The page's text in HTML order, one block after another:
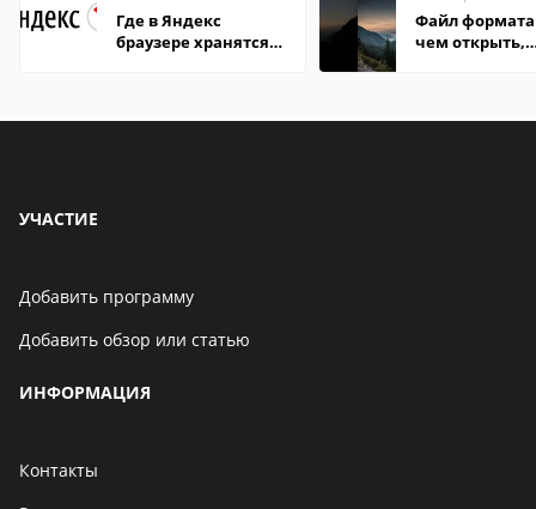
Где в Яндекс
браузере хранятся
Файл
чем открыть,
УЧАСТИЕ
Добавить программу
Добавить обзор или статью
ИНФОРМАЦИЯ
Контакты